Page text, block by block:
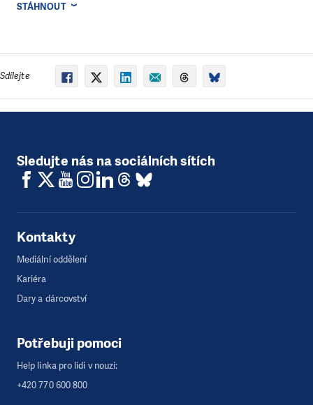
STÁHNOUT
Sdílejte
Sledujte nás na sociálních sítích
Kontakty
Mediální oddělení
Kariéra
Dary a dárcovství
Potřebuji pomoci
Help linka pro lidi v nouzi:
+420 770 600 800